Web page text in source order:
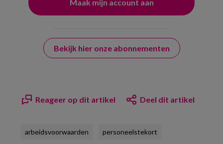
Bekijk hier onze abonnementen
Reageer op dit artikel Deel dit artikel
arbeidsvoorwaarden personeelstekort